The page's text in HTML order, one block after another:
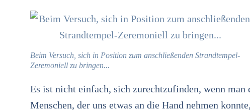
Beim Versuch, sich in Position zum anschließenden Strandtempel-
Zeremoniell zu bringen...
Es ist nicht einfach, sich zurechtzufinden, wenn man
Menschen, der uns etwas an die Hand nehmen